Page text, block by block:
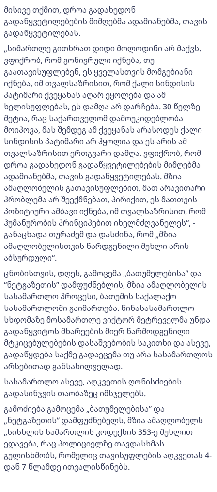
მისივე თქმით, დროა გადახედონ
გადაწყვეტილებების მიმღებმა ადამიანებმა, თავის
გადაწყვეტილებას.
„სიმართლე გითხრათ დიდი მოლოდინი არ მაქვს.
ვფიქრობ, რომ გონივრული იქნება, თუ
გაათავისუფლებენ, ეს ყველასთვის მომგებიანი
იქნება, იმ თვალსაზრისით, რომ ქალი სინდისის
პატიმარი ქვეყანას აღარ ეყოლება და ამ
ხელისუფლებას, ეს დამღა არ დარჩება. 30 წელზე
მეტია, რაც საქართველომ დამოუკიდებლობა
მოიპოვა, მას შემდეგ ამ ქვეყანას არასოდეს ქალი
სინდისის პატიმარი არ ჰყოლია და ეს არის ამ
თვალსაზრისით ერთგვარი დამღა. ვფიქრობ, რომ
დროა გადახედონ გადაწყვეტილებების მიმღებმა
ადამიანებმა, თავის გადაწყვეტილებას. მზია
ამაღლობელის გათავისუფლებით, მათ არავითარი
პრობლემა არ შეექმნებათ, პირიქით, ეს მათთვის
პოზიტიური ამბავი იქნება, იმ თვალსაზრისით, რომ
ჰუმანურობის პრინციპებით იხელმძღვანელეს“, -
განაცხადა თურაძემ და დასძინა, რომ „მზია
ამაღლობელისთვის წარდგენილი მუხლი არის
აბსურდული“.
ცნობისთვის, დღეს, გამოცემა „ბათუმელებისა” და
“ნეტგაზეთის” დამფუძნებლის, მზია ამაღლობელის
სასამართლო პროცესი, ბათუმის საქალაქო
სასამართლოში გაიმართება. წინასასამართლო
სხდომაზე მოსამართლე ვიქტორ მეტრეველმა უნდა
გადაწყვიტოს მხარეების მიერ წარმოდგენილი
მტკიცებულებების დასაშვებობის საკითხი და ასევე,
გადაწყდება საქმე გადაეცემა თუ არა სასამართლოს
არსებითად განსახილველად.
სასამართლო ასევე, აღკვეთის ღონისძიების
გადასინჯვის თაობაზეც იმსჯელებს.
გამოძიება გამოცემა „ბათუმელებისა” და
„ნეტგაზეთის” დამფუძნებელს, მზია ამაღლობელს
„სისხლის სამართლის კოდექსის 353-ე მუხლით
ედავება, რაც პოლიციელზე თავდასხმას
გულისხმობს, რომელიც თავისუფლების აღკვეთას 4-
დან 7 წლამდე ითვალისწინებს.